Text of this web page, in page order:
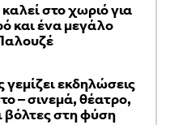
στο χωριό για
και ένα μεγάλο
εκδηλώσεις
– σινεμά, θέατρο,
βόλτες στη φύση